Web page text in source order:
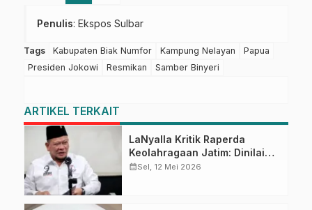
Penulis: Ekspos Sulbar
Tags Kabupaten Biak Numfor Kampung Nelayan
Papua
Presiden Jokowi
Resmikan Samber Binyeri
ARTIKEL TERKAIT
LaNyalla Kritik Raperda
Keolahragaan Jatim: Dinilai
Preteli Peran KONI
calendar_monthSel, 12 Mei 2026